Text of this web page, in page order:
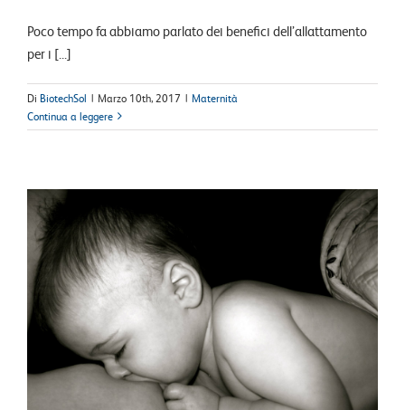
Poco tempo fa abbiamo parlato dei benefici dell’allattamento
per i [...]
Di BiotechSol | Marzo 10th, 2017 | Maternità
Continua a leggere